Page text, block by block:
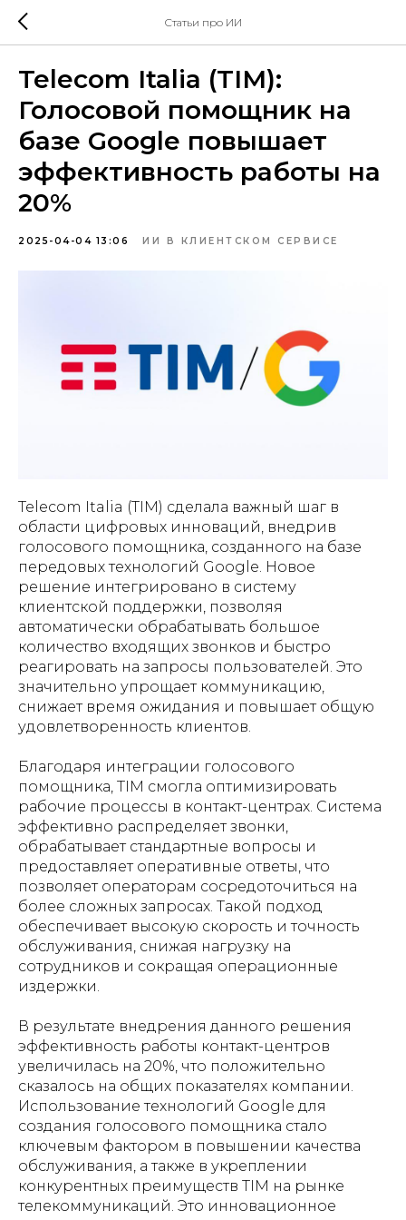
Статьи про ИИ
Telecom Italia (TIM):
Голосовой помощник на
базе Google повышает
эффективность работы на
20%
2025-04-04 13:06 ИИ В КЛИЕНТСКОМ СЕРВИСЕ
Telecom Italia (TIM) сделала важный шаг в
области цифровых инноваций, внедрив
голосового помощника, созданного на базе
передовых технологий Google. Новое
решение интегрировано в систему
клиентской поддержки, позволяя
автоматически обрабатывать большое
количество входящих звонков и быстро
реагировать на запросы пользователей. Это
значительно упрощает коммуникацию,
снижает время ожидания и повышает общую
удовлетворенность клиентов.
Благодаря интеграции голосового
помощника, TIM смогла оптимизировать
рабочие процессы в контакт-центрах. Система
эффективно распределяет звонки,
обрабатывает стандартные вопросы и
предоставляет оперативные ответы, что
позволяет операторам сосредоточиться на
более сложных запросах. Такой подход
обеспечивает высокую скорость и точность
обслуживания, снижая нагрузку на
сотрудников и сокращая операционные
издержки.
В результате внедрения данного решения
эффективность работы контакт-центров
увеличилась на 20%, что положительно
сказалось на общих показателях компании.
Использование технологий Google для
создания голосового помощника стало
ключевым фактором в повышении качества
обслуживания, а также в укреплении
конкурентных преимуществ TIM на рынке
телекоммуникаций. Это инновационное